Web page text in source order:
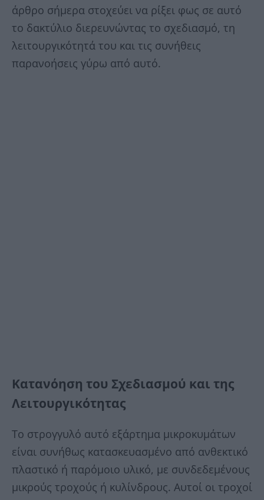
άρθρο σήμερα στοχεύει να ρίξει φως σε αυτό
το δακτύλιο διερευνώντας το σχεδιασμό, τη
λειτουργικότητά του και τις συνήθεις
παρανοήσεις γύρω από αυτό.
Κατανόηση του Σχεδιασμού και της
Λειτουργικότητας
Το στρογγυλό αυτό εξάρτημα μικροκυμάτων
είναι συνήθως κατασκευασμένο από ανθεκτικό
πλαστικό ή παρόμοιο υλικό, με συνδεδεμένους
μικρούς τροχούς ή κυλίνδρους. Αυτοί οι τροχοί